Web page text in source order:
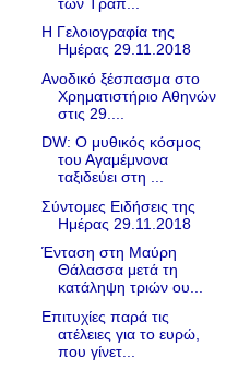
Η Γελοιογραφία της
Ημέρας 29.11.2018
Ανοδικό ξέσπασμα στο
Χρηματιστήριο Αθηνών
στις 29....
DW: O μυθικός κόσμος
του Αγαμέμνονα
ταξιδεύει στη ...
Σύντομες Ειδήσεις της
Ημέρας 29.11.2018
Ένταση στη Μαύρη
Θάλασσα μετά τη
κατάληψη τριών ου...
Επιτυχίες παρά τις
ατέλειες για το ευρώ,
που γίνετ...